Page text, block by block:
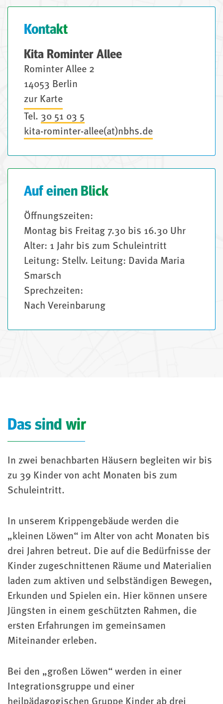
Kontakt
Kita Rominter Allee
Rominter Allee 2
14053 Berlin
zur Karte
Tel. 30 51 03 5
kita-rominter-allee(at)nbhs.de
Auf einen Blick
Öffnungszeiten:
Montag bis Freitag 7.30 bis 16.30 Uhr
Alter: 1 Jahr bis zum Schuleintritt
Leitung: Stellv. Leitung: Davida Maria
Smarsch
Sprechzeiten:
Nach Vereinbarung
Das sind wir
In zwei benachbarten Häusern begleiten wir bis
zu 39 Kinder von acht Monaten bis zum
Schuleintritt.
In unserem Krippengebäude werden die
„kleinen Löwen“ im Alter von acht Monaten bis
drei Jahren betreut. Die auf die Bedürfnisse der
Kinder zugeschnittenen Räume und Materialien
laden zum aktiven und selbständigen Bewegen,
Erkunden und Spielen ein. Hier können unsere
Jüngsten in einem geschützten Rahmen, die
ersten Erfahrungen im gemeinsamen
Miteinander erleben.
Bei den „großen Löwen“ werden in einer
Integrationsgruppe und einer
heilpädagogischen Gruppe Kinder ab drei